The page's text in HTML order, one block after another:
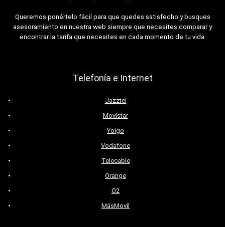
Queremos ponértelo fácil para que quedes satisfecho y busques
asesoramiento en nuestra web siempre que necesites comparar y
encontrar la tarifa que necesites en cada momento de tu vida.
Telefonía e Internet
Jazztel
Movistar
Yoigo
Vodafone
Telecable
Orange
O2
MásMovil